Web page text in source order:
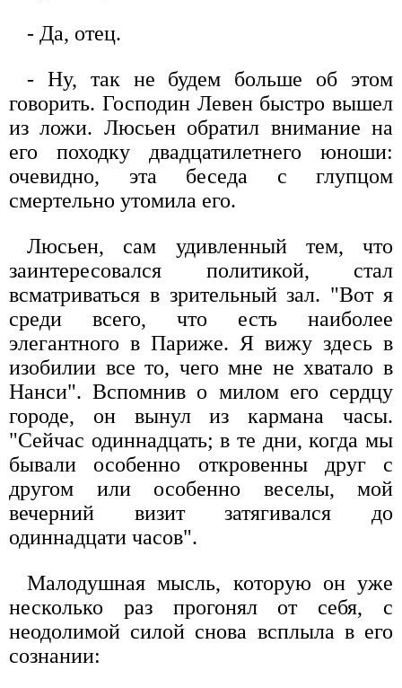
- Да, отец.
- Ну, так не будем больше об этом
говорить. Господин Левен быстро вышел
из ложи. Люсьен обратил внимание на
его походку двадцатилетнего юноши:
очевидно, эта беседа с глупцом
смертельно утомила его.
Люсьен, сам удивленный тем, что
заинтересовался политикой, стал
всматриваться в зрительный зал. "Вот я
среди всего, что есть наиболее
элегантного в Париже. Я вижу здесь в
изобилии все то, чего мне не хватало в
Нанси". Вспомнив о милом его сердцу
городе, он вынул из кармана часы.
"Сейчас одиннадцать; в те дни, когда мы
бывали особенно откровенны друг с
другом или особенно веселы, мой
вечерний визит затягивался до
одиннадцати часов".
Малодушная мысль, которую он уже
несколько раз прогонял от себя, с
неодолимой силой снова всплыла в его
сознании: